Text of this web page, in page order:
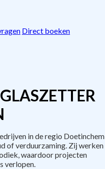
Direct boeken
in de regio Doetinchem
of verduurzaming. Zij werken
waardoor projecten
verlopen.